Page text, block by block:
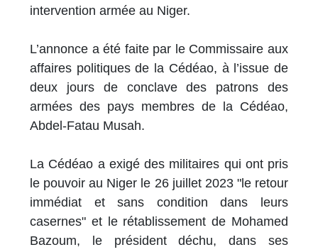
intervention armée au Niger.
L’annonce a été faite par le Commissaire aux
affaires politiques de la Cédéao, à l’issue de
deux jours de conclave des patrons des
armées des pays membres de la Cédéao,
Abdel-Fatau Musah.
La Cédéao a exigé des militaires qui ont pris
le pouvoir au Niger le 26 juillet 2023 "le retour
immédiat et sans condition dans leurs
casernes" et le rétablissement de Mohamed
Bazoum, le président déchu, dans ses